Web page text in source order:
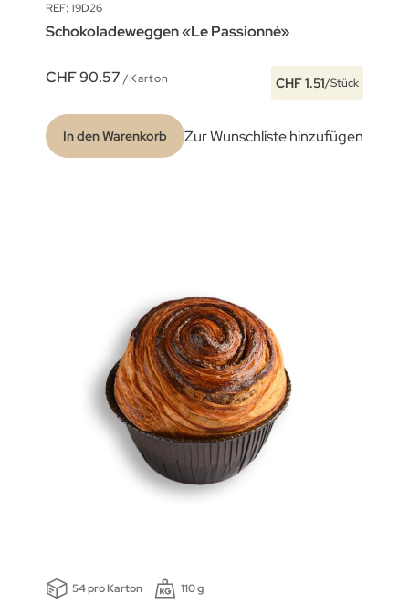
REF: 19D26
Schokoladeweggen «Le Passionné»
CHF 90.57 /Karton CHF 1.51/Stück
In den Warenkorb Zur Wunschliste hinzufügen
54 pro Karton 110 g